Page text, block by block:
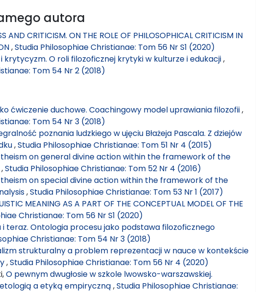
autora
AND CRITICISM. ON THE ROLE OF PHILOSOPHICAL CRITICISM IN
,Studia Philosophiae Christianae: Tom 56 Nr S1 (2020)
krytycyzm. O roli filozoficznej krytyki w kulturze i edukacji,
Tom 54 Nr 2 (2018)
ćwiczenie duchowe. Coachingowy model uprawiania filozofii,
Tom 54 Nr 3 (2018)
poznania ludzkiego w ujęciu Błażeja Pascala. Z dziejów
,Studia Philosophiae Christianae: Tom 51 Nr 4 (2015)
on general divine action within the framework of the
,Studia Philosophiae Christianae: Tom 52 Nr 4 (2016)
on special divine action within the framework of the
,Studia Philosophiae Christianae: Tom 53 Nr 1 (2017)
MEANING AS A PART OF THE CONCEPTUAL MODEL OF THE
Christianae: Tom 56 Nr S1 (2020)
i teraz. Ontologia procesu jako podstawa filozoficznego
Christianae: Tom 54 Nr 3 (2018)
strukturalny a problem reprezentacji w nauce w kontekście
,Studia Philosophiae Christianae: Tom 56 Nr 4 (2020)
O pewnym dwugłosie w szkole lwowsko-warszawskiej.
a etyką empiryczną ,Studia Philosophiae Christianae: